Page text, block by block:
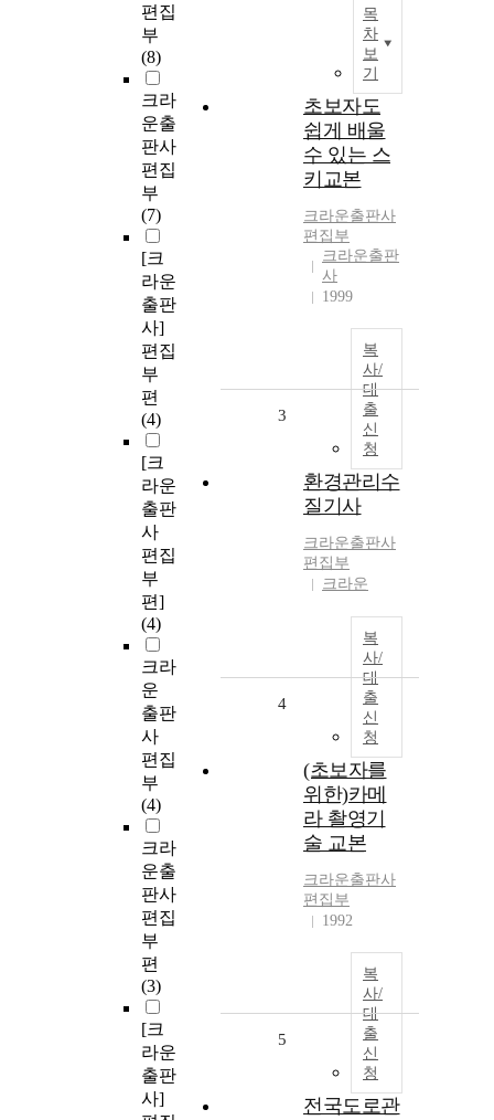
편집
부
(8)
크라
운출
판사
편집
부
(7)
[크
라운
출판
사]
편집
부
편
(4)
[크
라운
출판
사
편집
부
편]
(4)
크라
운
출판
사
편집
부
(4)
크라
운출
판사
편집
부
편
(3)
[크
라운
출판
사]
목
차
보
기
초보자도
쉽게 배울
수 있는 스
키교본
크라운출판사
편집부
크라운출판
사
1999
복
사/
대
출
신
청
3
환경관리수
질기사
크라운출판사
편집부
크라운
복
사/
대
출
신
청
4
(초보자를
위한)카메
라 촬영기
술 교본
크라운출판사
편집부
1992
복
사/
대
출
신
청
5
전국도로관